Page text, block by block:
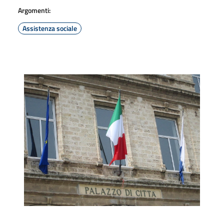
Argomenti:
Assistenza sociale